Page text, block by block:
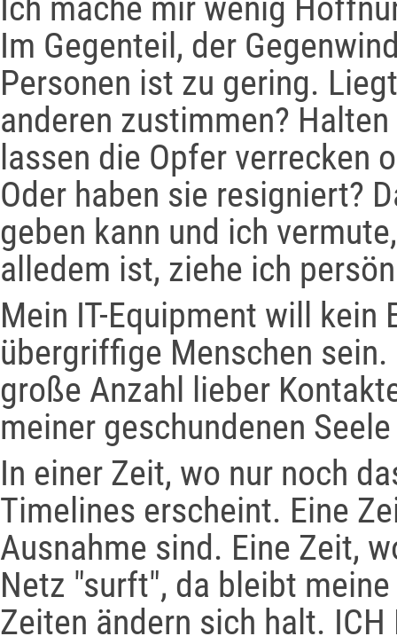
Ich mache mir wenig
Im Gegenteil, der
Personen ist zu gering.
anderen zustimmen?
lassen die Opfer verrecken
Oder haben sie resigniert?
geben kann und ich
alledem ist, ziehe ich
Mein IT-Equipment will
übergriffige Menschen
große Anzahl lieber
meiner geschundenen
In einer Zeit, wo nur noch
Timelines erscheint. Eine
Ausnahme sind. Eine Zeit,
Netz "surft", da bleibt
Zeiten ändern sich halt. ICH